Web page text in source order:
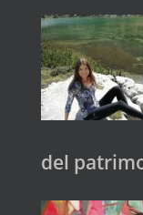
del